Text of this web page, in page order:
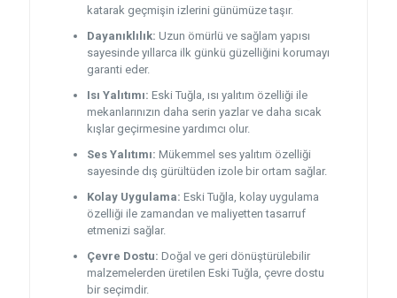
katarak geçmişin izlerini günümüze taşır.
Dayanıklılık: Uzun ömürlü ve sağlam yapısı
sayesinde yıllarca ilk günkü güzelliğini korumayı
garanti eder.
Isı Yalıtımı: Eski Tuğla, ısı yalıtım özelliği ile
mekanlarınızın daha serin yazlar ve daha sıcak
kışlar geçirmesine yardımcı olur.
Ses Yalıtımı: Mükemmel ses yalıtım özelliği
sayesinde dış gürültüden izole bir ortam sağlar.
Kolay Uygulama: Eski Tuğla, kolay uygulama
özelliği ile zamandan ve maliyetten tasarruf
etmenizi sağlar.
Çevre Dostu: Doğal ve geri dönüştürülebilir
malzemelerden üretilen Eski Tuğla, çevre dostu
bir seçimdir.